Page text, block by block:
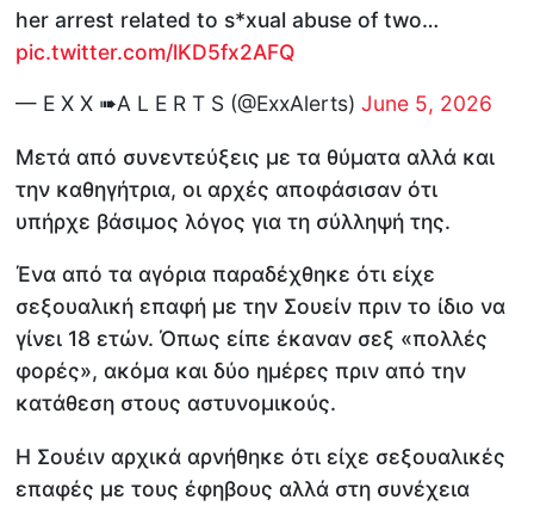
her arrest related to s*xual abuse of two…
pic.twitter.com/lKD5fx2AFQ
— E X X ➠A L E R T S (@ExxAlerts)June 5, 2026
Μετά από συνεντεύξεις με τα θύματα αλλά και
την καθηγήτρια, οι αρχές αποφάσισαν ότι
υπήρχε βάσιμος λόγος για τη σύλληψή της.
Ένα από τα αγόρια παραδέχθηκε ότι είχε
σεξουαλική επαφή με την Σουείν πριν το ίδιο να
γίνει 18 ετών. Όπως είπε έκαναν σεξ «πολλές
φορές», ακόμα και δύο ημέρες πριν από την
κατάθεση στους αστυνομικούς.
Η Σουέιν αρχικά αρνήθηκε ότι είχε σεξουαλικές
επαφές με τους έφηβους αλλά στη συνέχεια